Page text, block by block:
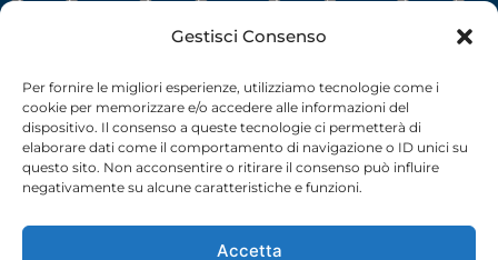
Gestisci Consenso
Per fornire le migliori esperienze, utilizziamo tecnologie come i
cookie per memorizzare e/o accedere alle informazioni del
dispositivo. Il consenso a queste tecnologie ci permetterà di
elaborare dati come il comportamento di navigazione o ID unici su
questo sito. Non acconsentire o ritirare il consenso può influire
negativamente su alcune caratteristiche e funzioni.
Accetta